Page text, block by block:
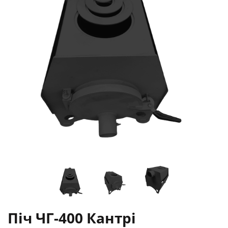
Піч ЧГ-400 Кантрі